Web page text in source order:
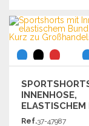
Angebot
INNENHOSE,
ELASTISCHEM
140G/M²
Ref.37-47987